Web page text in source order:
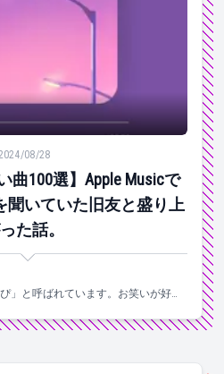
100選】Apple Musicで同じプレ
08/28
曲100選】Apple Musicで
聞いていた旧友と盛り上
た話。
」と呼ばれています。お笑いが好